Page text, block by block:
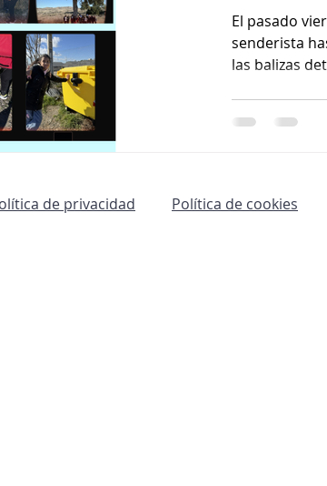
El pasado
senderista
las balizas
del entorno.
situado a la
acción que
de privacidad Política de cookies